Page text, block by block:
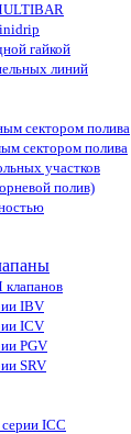
гайкой
линий
сектором полива
сектором полива
участков
полив)
IBV
ICV
PGV
SRV
ICС